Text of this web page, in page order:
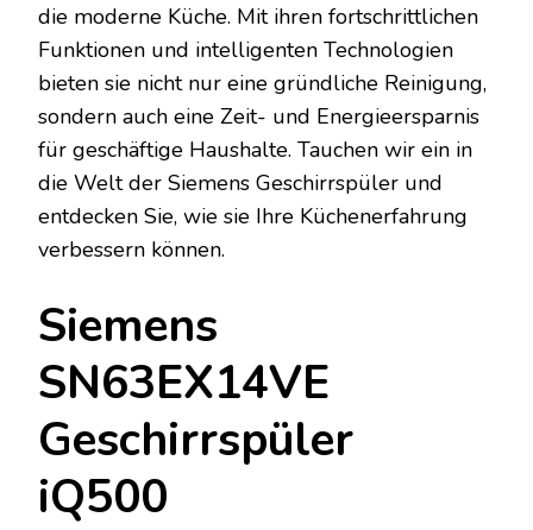
die moderne Küche. Mit ihren fortschrittlichen
Funktionen und intelligenten Technologien
bieten sie nicht nur eine gründliche Reinigung,
sondern auch eine Zeit- und Energieersparnis
für geschäftige Haushalte. Tauchen wir ein in
die Welt der Siemens Geschirrspüler und
entdecken Sie, wie sie Ihre Küchenerfahrung
verbessern können.
Siemens
SN63EX14VE
Geschirrspüler
iQ500